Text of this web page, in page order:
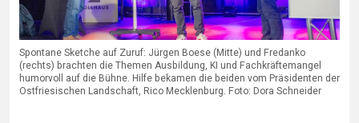
Spontane Sketche auf Zuruf: Jürgen Boese (Mitte) und Fredanko
(rechts) brachten die Themen Ausbildung, KI und Fachkräftemangel
humorvoll auf die Bühne. Hilfe bekamen die beiden vom Präsidenten der
Ostfriesischen Landschaft, Rico Mecklenburg. Foto: Dora Schneider